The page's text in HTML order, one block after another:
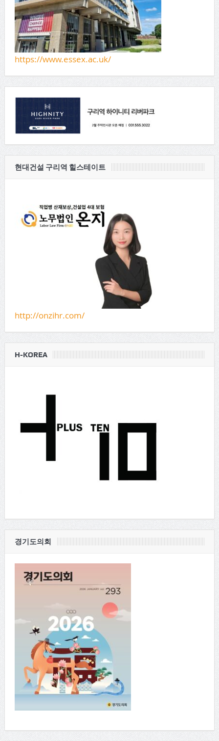
https://www.essex.ac.uk/
현대건설 구리역 힐스테이트
http://onzihr.com/
H-KOREA
경기도의회